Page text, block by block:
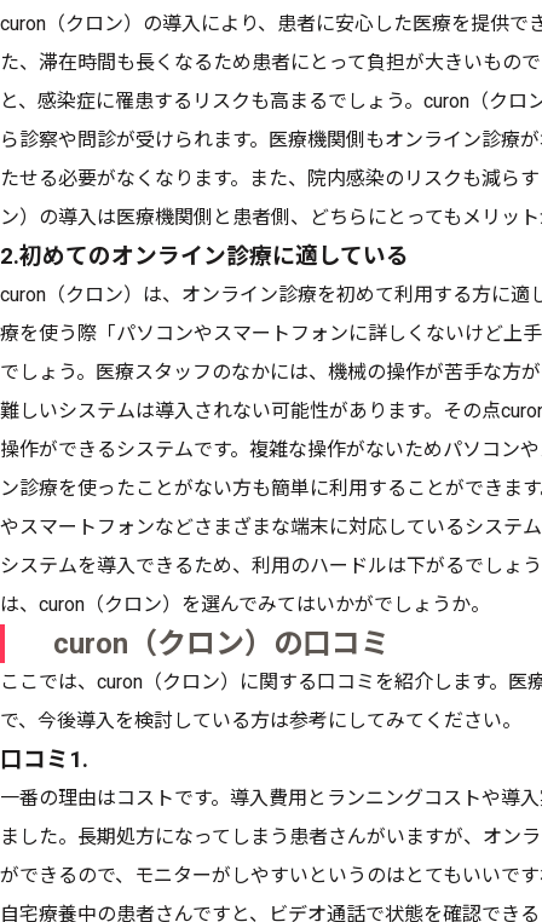
curon（クロン）の導入により、患者に安心した医療を提供で
た、滞在時間も長くなるため患者にとって負担が大きいもの
と、感染症に罹患するリスクも高まるでしょう。curon（ク
ら診察や問診が受けられます。医療機関側もオンライン診療
たせる必要がなくなります。また、院内感染のリスクも減ら
ン）の導入は医療機関側と患者側、どちらにとってもメリッ
2.初めてのオンライン診療に適している
curon（クロン）は、オンライン診療を初めて利用する方に適
療を使う際「パソコンやスマートフォンに詳しくないけど上
でしょう。医療スタッフのなかには、機械の操作が苦手な方
難しいシステムは導入されない可能性があります。その点
操作ができるシステムです。複雑な操作がないためパソコン
ン診療を使ったことがない方も簡単に利用することができま
やスマートフォンなどさまざまな端末に対応しているシステ
システムを導入できるため、利用のハードルは下がるでしょ
は、curon（クロン）を選んでみてはいかがでしょうか。
curon（クロン）の口コミ
ここでは、curon（クロン）に関する口コミを紹介します。医
で、今後導入を検討している方は参考にしてみてください。
口コミ1.
一番の理由はコストです。導入費用とランニングコストや導
ました。長期処方になってしまう患者さんがいますが、オン
ができるので、モニターがしやすいというのはとてもいいで
自宅療養中の患者さんですと、ビデオ通話で状態を確認でき